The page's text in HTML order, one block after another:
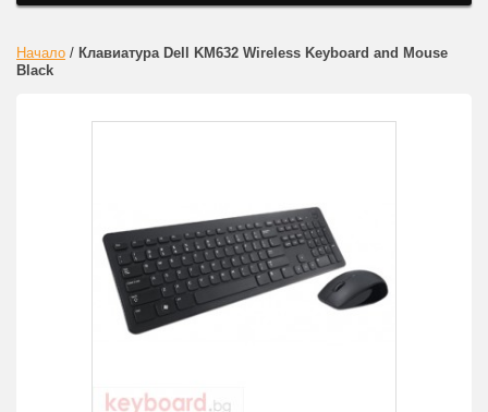
Начало / Клавиатура Dell KM632 Wireless Keyboard and Mouse
Black